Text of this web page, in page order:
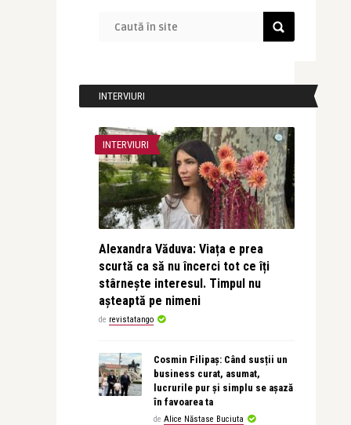
INTERVIURI
INTERVIURI
Alexandra Văduva: Viața e prea
scurtă ca să nu încerci tot ce îți
stârnește interesul. Timpul nu
așteaptă pe nimeni
de revistatango
Cosmin Filipaș: Când susții un
business curat, asumat,
lucrurile pur și simplu se așază
în favoarea ta
de Alice Năstase Buciuta